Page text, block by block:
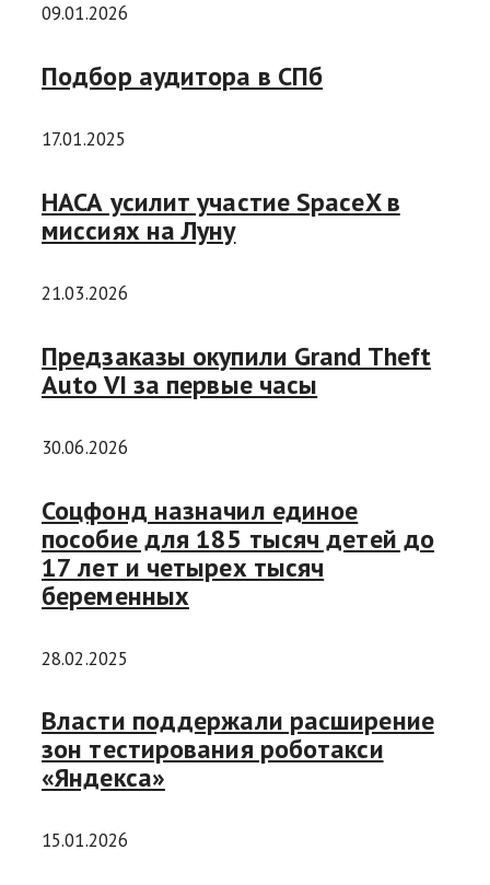
09.01.2026
Подбор аудитора в СПб
17.01.2025
НАСА усилит участие SpaceX в
миссиях на Луну
21.03.2026
Предзаказы окупили Grand Theft
Auto VI за первые часы
30.06.2026
Соцфонд назначил единое
пособие для 185 тысяч детей до
17 лет и четырех тысяч
беременных
28.02.2025
Власти поддержали расширение
зон тестирования роботакси
«Яндекса»
15.01.2026